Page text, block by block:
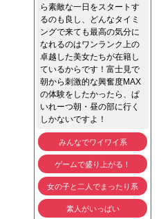
ら素敵な一日をスタートす
るのも良し、どんなタイミ
ングで来ても最高の気分に
なれるのはワンランク上の
卓越した美女たちが在籍し
ているからです！富士見で
朝から刺激的な興奮度MAX
の体験をしたかったら、ぱ
いれーつ朝・昼の部に行く
しかないですよ！
みんなでワイワイ系
ゲームで盛り上がる！
女の子と二人でまったり系
素人がいっぱい